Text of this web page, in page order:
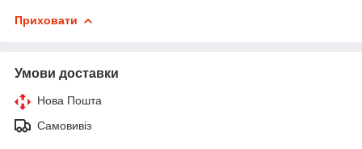
Приховати
Умови доставки
Нова Пошта
Самовивіз